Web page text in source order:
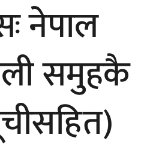
नेपाल
समुहकै